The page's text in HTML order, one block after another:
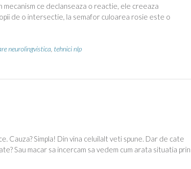
ce declanseaza o reactie, ele creeaza
de o intersectie, la semafor culoarea rosie este o
neurolingvistica tehnici nlp
Cauza? Simpla! Din vina celuilalt veti spune. Dar de cate
Sau macar sa incercam sa vedem cum arata situatia prin